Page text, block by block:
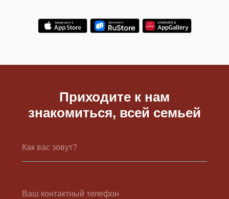
Приходите к нам
знакомиться, всей семьей